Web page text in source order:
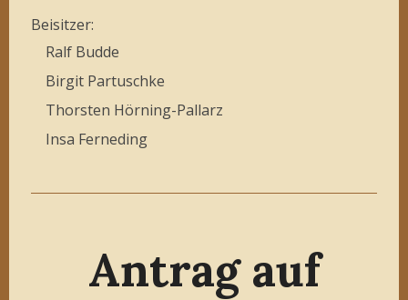
Beisitzer:
Ralf Budde
Birgit Partuschke
Thorsten Hörning-Pallarz
Insa Ferneding
Antrag auf